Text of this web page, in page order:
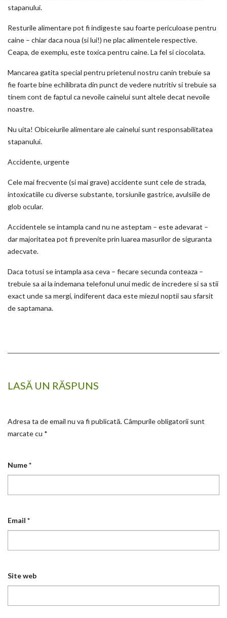
stapanului.
Resturile alimentare pot fi indigeste sau foarte periculoase pentru
caine – chiar daca noua (si lui!) ne plac alimentele respective.
Ceapa, de exemplu, este toxica pentru caine. La fel si ciocolata.
Mancarea gatita special pentru prietenul nostru canin trebuie sa
fie foarte bine echilibrata din punct de vedere nutritiv si trebuie sa
tinem cont de faptul ca nevoile cainelui sunt altele decat nevoile
noastre.
Nu uita! Obiceiurile alimentare ale cainelui sunt responsabilitatea
stapanului.
Accidente, urgente
Cele mai frecvente (si mai grave) accidente sunt cele de strada,
intoxicatiile cu diverse substante, torsiunile gastrice, avulsiile de
glob ocular.
Accidentele se intampla cand nu ne asteptam – este adevarat –
dar majoritatea pot fi prevenite prin luarea masurilor de siguranta
adecvate.
Daca totusi se intampla asa ceva – fiecare secunda conteaza –
trebuie sa ai la indemana telefonul unui medic de incredere si sa stii
exact unde sa mergi, indiferent daca este miezul noptii sau sfarsit
de saptamana.
LASĂ UN RĂSPUNS
Adresa ta de email nu va fi publicată.Câmpurile obligatorii sunt
marcate cu *
Nume*
Email *
Site web